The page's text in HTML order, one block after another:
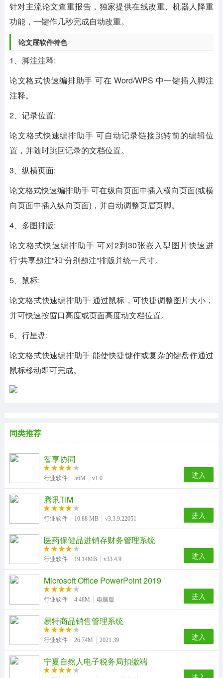
针对主流论文查重报告，独家提供在线改重、机器人降重
功能，一键作几秒完成自动改重。
论文屉软件特色
1、脚注注释:
论文格式快速编排助手 可在 Word/WPS 中一键插入脚注
注释。
2、记录位置:
论文格式快速编排助手 可自动记录链接跳转前的编辑位
置，并随时跳回记录的文档位置。
3、纵横页面:
论文格式快速编排助手 可在纵向页面中插入横向页面(或横
向页面中插入纵向页面)，并自动调整页眉页脚。
4、多图排版:
论文格式快速编排助手 可对2到30张嵌入型图片快速进
行“共享题注”和“分别题注”排版并统一尺寸。
5、鼠标:
论文格式快速编排助手 通过鼠标，可快捷调整图片大小，
并可快速按窗口高度或页面高度动文档位置。
6、行星盘:
论文格式快速编排助手 能使快捷键作或复杂的键盘作通过
鼠标移动即可完成。
同类推荐
智享协同
行业软件 56M v1.0 进入
腾讯TIM
行业软件 10.88 MB v3.3.9.22051 进入
医药保健品进销存财务管理系统
行业软件 19.14MB v33.4.9 进入
Microsoft Office PowerPoint 2019
行业软件 4.48M 电脑版 进入
易特商品销售管理系统
行业软件 26.74M 2021.39 进入
宁夏自然人电子税务局扣缴端